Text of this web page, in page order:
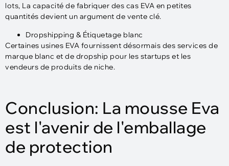
lots, La capacité de fabriquer des cas EVA en petites
quantités devient un argument de vente clé.
Dropshipping & Étiquetage blanc
Certaines usines EVA fournissent désormais des services de
marque blanc et de dropship pour les startups et les
vendeurs de produits de niche.
Conclusion: La mousse Eva
est l'avenir de l'emballage
de protection